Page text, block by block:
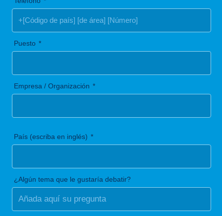
Puesto
Empresa / Organización
País (escriba en inglés)
¿Algún tema que le gustaría debatir?